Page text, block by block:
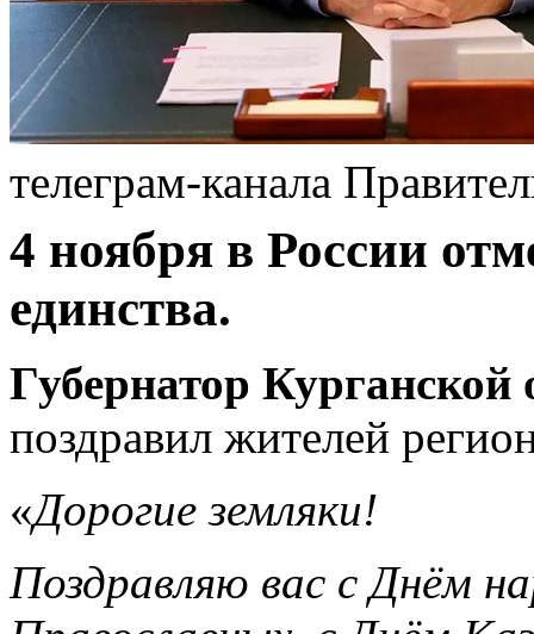
телеграм-канала
4 ноября в России
единства.
Губернатор
поздравил жителей
«Дорогие земляки!
Поздравляю вас с Днём